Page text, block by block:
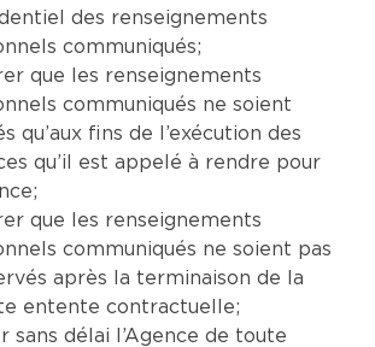
des renseignements
communiqués;
que les renseignements
communiqués ne soient
qu’aux fins de l’exécution des
qu’il est appelé à rendre pour
que les renseignements
communiqués ne soient pas
après la terminaison de la
entente contractuelle;
sans délai l’Agence de toute